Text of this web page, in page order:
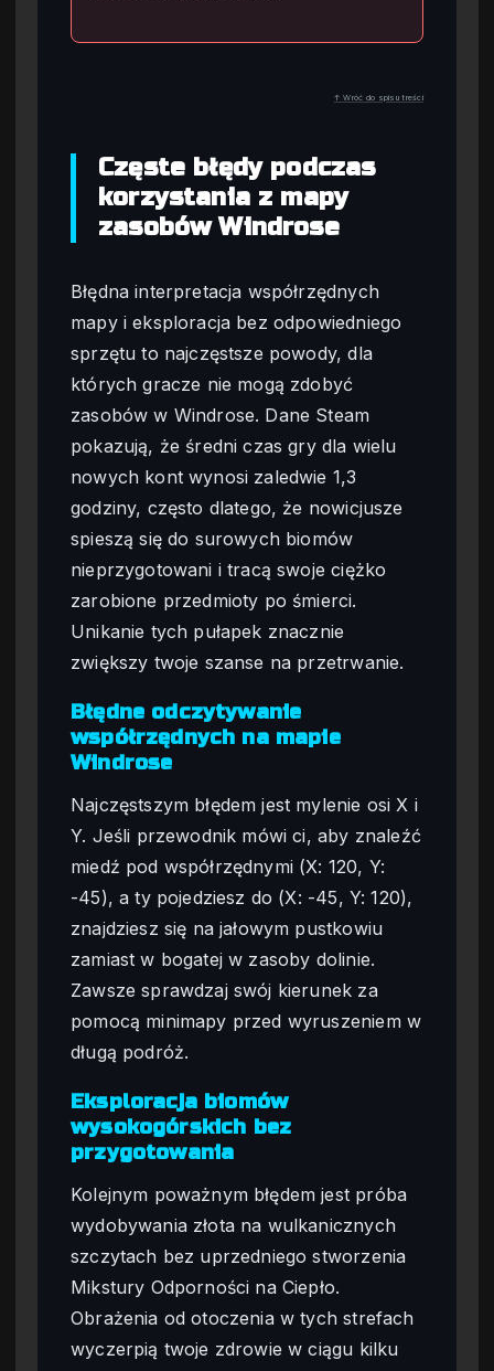
↑ Wróć do spisu treści
Częste błędy podczas
korzystania z mapy
zasobów Windrose
Błędna interpretacja współrzędnych
mapy i eksploracja bez odpowiedniego
sprzętu to najczęstsze powody, dla
których gracze nie mogą zdobyć
zasobów w Windrose. Dane Steam
pokazują, że średni czas gry dla wielu
nowych kont wynosi zaledwie 1,3
godziny, często dlatego, że nowicjusze
spieszą się do surowych biomów
nieprzygotowani i tracą swoje ciężko
zarobione przedmioty po śmierci.
Unikanie tych pułapek znacznie
zwiększy twoje szanse na przetrwanie.
Błędne odczytywanie
współrzędnych na mapie
Windrose
Najczęstszym błędem jest mylenie osi X i
Y. Jeśli przewodnik mówi ci, aby znaleźć
miedź pod współrzędnymi (X: 120, Y:
-45), a ty pojedziesz do (X: -45, Y: 120),
znajdziesz się na jałowym pustkowiu
zamiast w bogatej w zasoby dolinie.
Zawsze sprawdzaj swój kierunek za
pomocą minimapy przed wyruszeniem w
długą podróż.
Eksploracja biomów
wysokogórskich bez
przygotowania
Kolejnym poważnym błędem jest próba
wydobywania złota na wulkanicznych
szczytach bez uprzedniego stworzenia
Mikstury Odporności na Ciepło.
Obrażenia od otoczenia w tych strefach
wyczerpią twoje zdrowie w ciągu kilku